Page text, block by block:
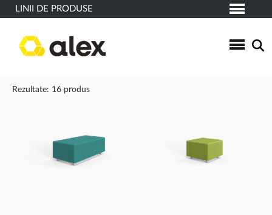
LINII DE PRODUSE
Rezultate: 16 produs